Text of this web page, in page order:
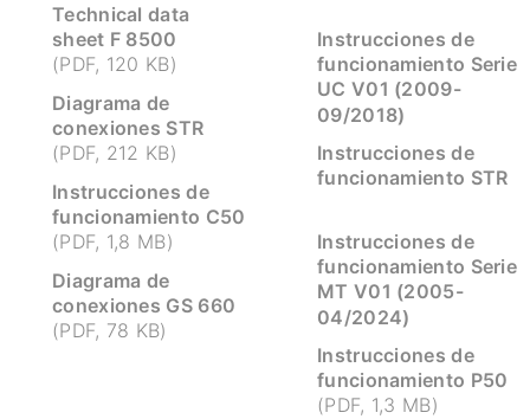
Technical data
sheet F 8500
(PDF, 120 KB)
Diagrama de
conexiones STR
(PDF, 212 KB)
Instrucciones de
funcionamiento C50
(PDF, 1,8 MB)
Diagrama de
conexiones GS 660
(PDF, 78 KB)
Instrucciones de
funcionamiento Serie
UC V01 (2009-
09/2018)
Instrucciones de
funcionamiento STR
Instrucciones de
funcionamiento Serie
MT V01 (2005-
04/2024)
Instrucciones de
funcionamiento P50
(PDF, 1,3 MB)